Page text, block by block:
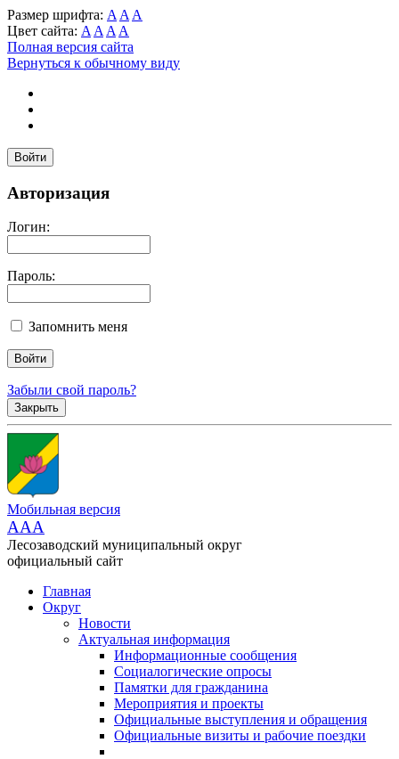
Размер шрифта: A A A
Цвет сайта: A A A A
Полная версия сайта
Вернуться к обычному виду
Войти
Авторизация
Логин:
Пароль:
Запомнить меня
Забыли свой пароль?
Закрыть
Мобильная версия
AAA
Лесозаводский муниципальный округ
официальный сайт
Главная
Округ
Новости
Актуальная информация
Информационные сообщения
Социалогические опросы
Памятки для гражданина
Мероприятия и проекты
Официальные выступления и обращения
Официальные визиты и рабочие поездки